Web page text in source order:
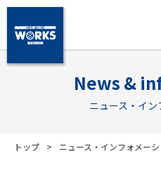
News &
ニュース・イ
トップ ニュース・インフォメー